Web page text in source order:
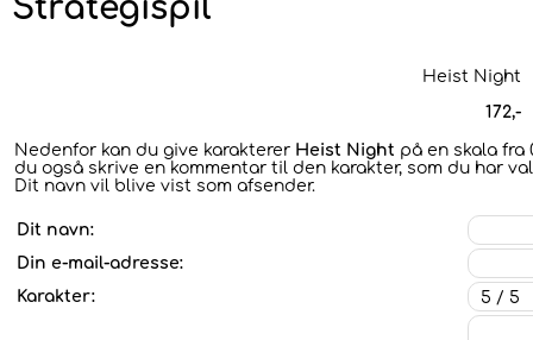
Strategispil
Heist Night
172,-
Nedenfor kan du give karakterer Heist Night på en skala fra
du også skrive en kommentar til den karakter, som du har
Dit navn vil blive vist som afsender.
Dit navn:
Din e-mail-adresse:
Karakter: